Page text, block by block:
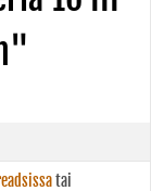
tai